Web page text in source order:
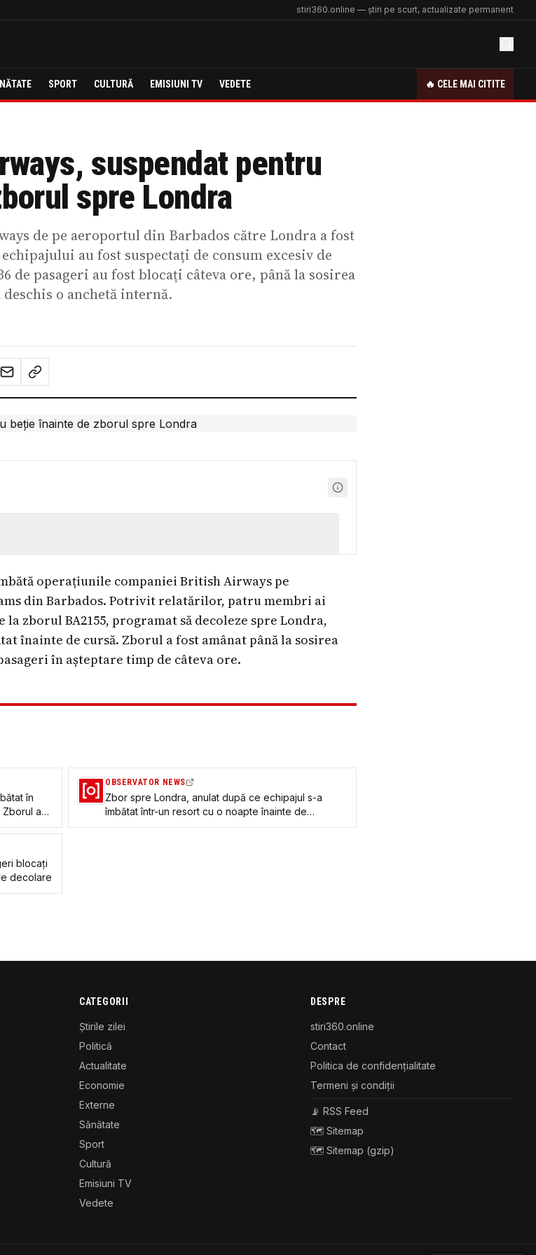
stiri360.online — știri pe scurt, actualizate permanent
SPORT CULTURĂ EMISIUNI TV VEDETE 🔥 CELE MAI CITITE
suspendat pentru
spre Londra
de pe aeroportul din Barbados către Londra a fost
au fost suspectați de consum excesiv de
de pasageri au fost blocați câteva ore, până la sosirea
o anchetă internă.
operațiunile companiei British Airways pe
din Barbados. Potrivit relatărilor, patru membri ai
zborul BA2155, programat să decoleze spre Londra,
înainte de cursă. Zborul a fost amânat până la sosirea
în așteptare timp de câteva ore.
în
a
/ 336 de
OBSERVATOR NEWS
Zbor spre Londra, anulat după ce echipajul s-a
îmbătat într-un resort cu o noapte înainte de
decolare
blocați
decolare
CATEGORII
Știrile zilei
Politică
Actualitate
Economie
Externe
Sănătate
Sport
Cultură
Emisiuni TV
Vedete
DESPRE
stiri360.online
Contact
Politica de confidențialitate
Termeni și condiții
📡 RSS Feed
🗺️ Sitemap
🗺️ Sitemap (gzip)